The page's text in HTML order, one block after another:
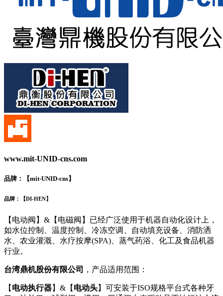
www.mit-UNID-cns.com
品牌：【mit-UNID-cns】
品牌：【DI-HEN】
【电动阀】&【电磁阀】已经广泛使用于机器自动化设计上，
如水位控制、温度控制、冷冻空调、自动填充设备、消防洒
水、农业灌溉、水疗按摩(SPA)、蒸气药浴、化工及食品机器
行业。
台湾鼎机股份有限公司 ，产品适用范围：
【 电动执行器】&【 电动头】可安装于ISO规格平台式各种牙